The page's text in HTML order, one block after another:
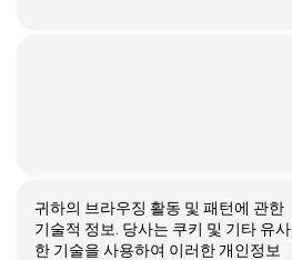
귀하의 브라우징 활동 및 패턴에 관한
기술적 정보. 당사는 쿠키 및 기타 유사
한 기술을 사용하여 이러한 개인정보